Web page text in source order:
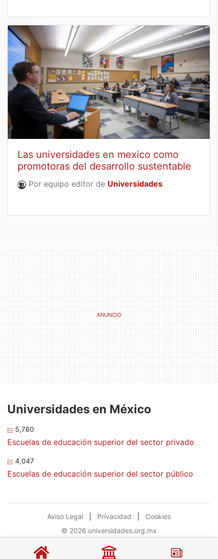
Las universidades en mexico como
promotoras del desarrollo sustentable
Por equipo editor de Universidades
Universidades en México
5,780
Escuelas de educación superior del sector privado
4,047
Escuelas de educación superior del sector público
Aviso Legal Privacidad
Cookies
© 2026 universidades.org.mx